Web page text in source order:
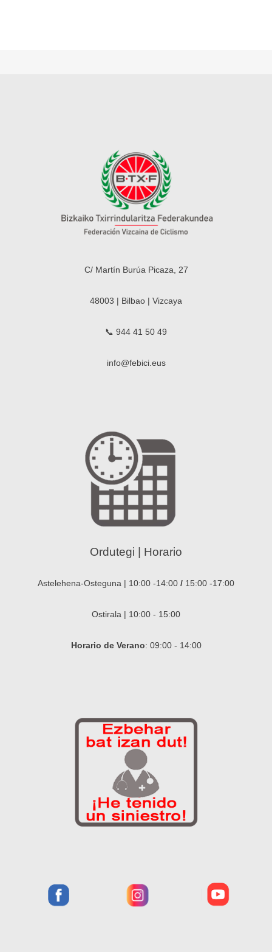
C/ Martín Burúa Picaza, 27
48003 | Bilbao | Vizcaya
📞 944 41 50 49
info@febici.eus
Ordutegi | Horario
Astelehena-Osteguna | 10:00 -14:00 / 15:00 -17:00
Ostirala | 10:00 - 15:00
Horario de Verano: 09:00 - 14:00